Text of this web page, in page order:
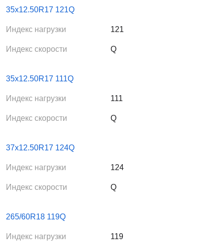
35x12.50R17 121Q
Индекс нагрузки 121
Индекс скорости Q
35x12.50R17 111Q
Индекс нагрузки 111
Индекс скорости Q
37x12.50R17 124Q
Индекс нагрузки 124
Индекс скорости Q
265/60R18 119Q
Индекс нагрузки 119